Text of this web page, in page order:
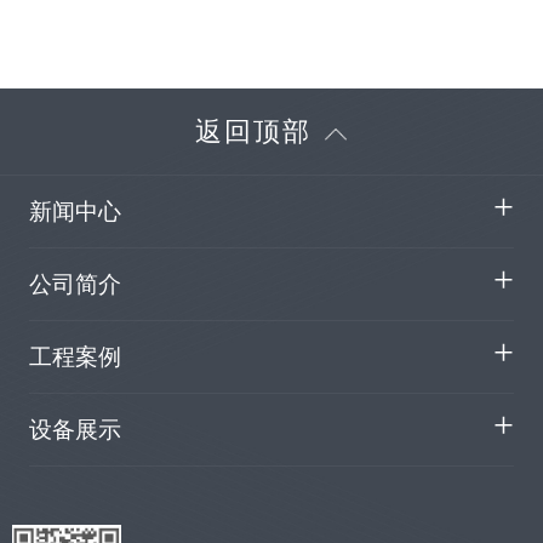
返回顶部
新闻中心
公司简介
工程案例
设备展示